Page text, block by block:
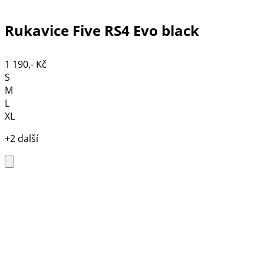
Rukavice Five RS4 Evo black
1 190,- Kč
S
M
L
XL
+2 další